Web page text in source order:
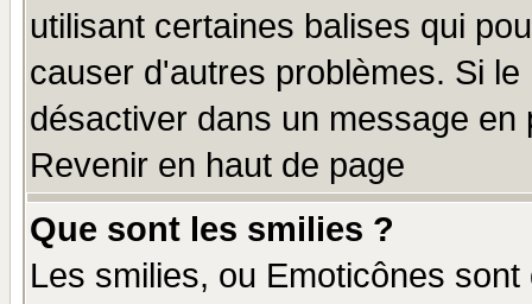
utilisant certaines balises qui
causer d'autres problèmes. Si
désactiver dans un message
Revenir en haut de page
Que sont les smilies ?
Les smilies, ou Emoticônes